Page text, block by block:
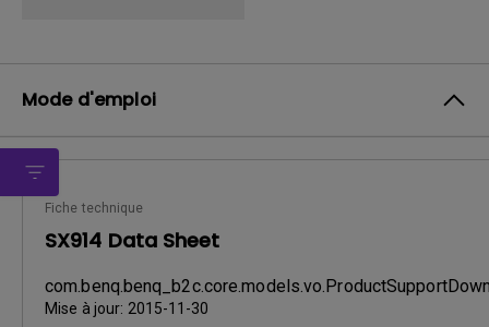
Mode d'emploi
Fiche technique
SX914 Data Sheet
Mise à jour: 2015-11-30